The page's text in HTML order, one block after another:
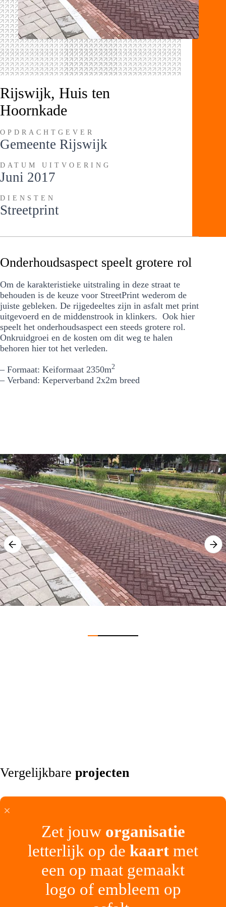
Zet jouw organisatie
letterlijk op de kaart met
een op maat gemaakt
logo of embleem op
Rijswijk, Huis ten
Hoornkade
OPDRACHTGEVER
Gemeente Rijswijk
DATUM UITVOERING
Juni 2017
DIENSTEN
Streetprint
Onderhoudsaspect speelt grotere rol
Om de karakteristieke uitstraling in deze straat te
behouden is de keuze voor StreetPrint wederom de
juiste gebleken. De rijgedeeltes zijn in asfalt met print
uitgevoerd en de middenstrook in klinkers. Ook hier
speelt het onderhoudsaspect een steeds grotere rol.
Onkruidgroei en de kosten om dit weg te halen
behoren hier tot het verleden.
– Formaat: Keiformaat 2350m2
– Verband: Keperverband 2x2m breed
Vergelijkbare projecten